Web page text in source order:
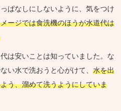
ぱなしにしないように、気をつけ
ージでは食洗機のほうが水道代は
は安いことは知っていました。な
い水で洗おうと心がけて、 水を出
う、溜めて洗うようにしていま